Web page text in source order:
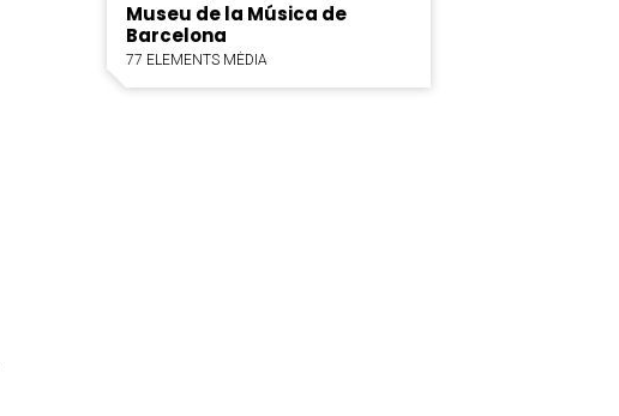
Museu de la Música de
Barcelona
77 ELEMENTS MÈDIA